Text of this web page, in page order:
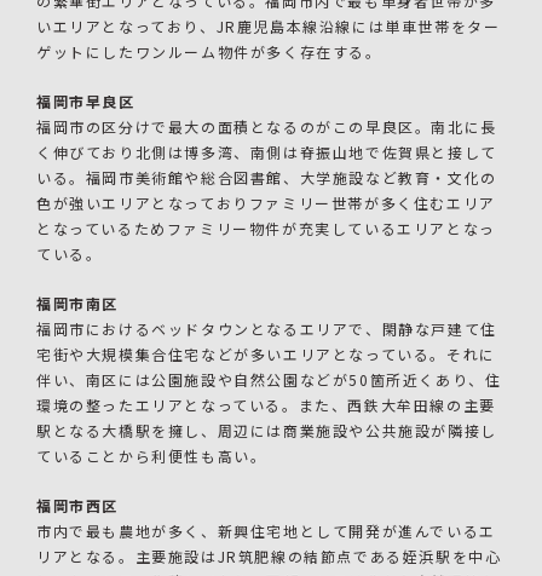
いエリアとなっており、JR鹿児島本線沿線には単車世帯をター
ゲットにしたワンルーム物件が多く存在する。
福岡市早良区
福岡市の区分けで最大の面積となるのがこの早良区。南北に長
く伸びており北側は博多湾、南側は脊振山地で佐賀県と接して
いる。福岡市美術館や総合図書館、大学施設など教育・文化の
色が強いエリアとなっておりファミリー世帯が多く住むエリア
となっているためファミリー物件が充実しているエリアとなっ
ている。
福岡市南区
福岡市におけるベッドタウンとなるエリアで、閑静な戸建て住
宅街や大規模集合住宅などが多いエリアとなっている。それに
伴い、南区には公園施設や自然公園などが50箇所近くあり、住
環境の整ったエリアとなっている。また、西鉄大牟田線の主要
駅となる大橋駅を擁し、周辺には商業施設や公共施設が隣接し
ていることから利便性も高い。
福岡市西区
市内で最も農地が多く、新興住宅地として開発が進んでいるエ
リアとなる。主要施設はJR筑肥線の結節点である姪浜駅を中心